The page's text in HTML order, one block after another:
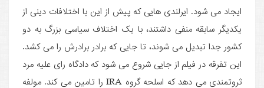
ایجاد می شود. ایرلندی هایی که پیش از این با اختلافات دینی از
یکدیگر سابقه منفی داشتند، با یک اختلاف سیاسی بزرگ به دو
کشور جدا تبدیل می شوند، تا جایی که برادر برادرش را می کشد.
این تفرقه در فیلم از جایی شروع می شود که دادگاه رای علیه مرد
ثروتمندی می دهد که اسلحه گروه IRA را تامین می کند. مولفه